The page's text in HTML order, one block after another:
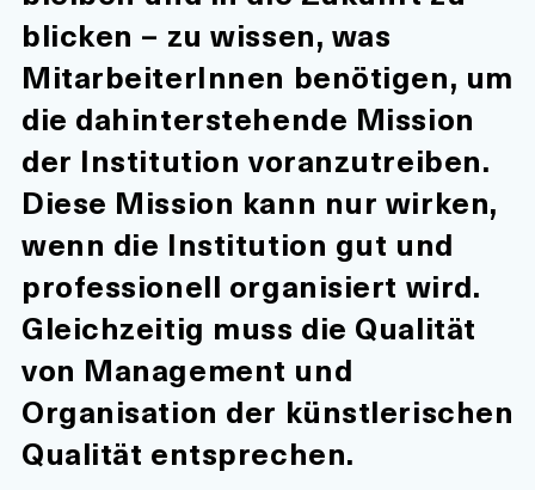
blicken – zu wissen, was
MitarbeiterInnen benötigen, um
die dahinterstehende Mission
der Institution voranzutreiben.
Diese Mission kann nur wirken,
wenn die Institution gut und
professionell organisiert wird.
Gleichzeitig muss die Qualität
von Management und
Organisation der künstlerischen
Qualität entsprechen.